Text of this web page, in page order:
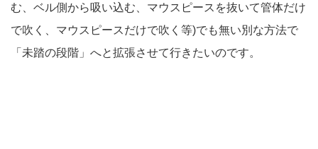
む、ベル側から吸い込む、マウスピースを抜いて管体だけ
で吹く、マウスピースだけで吹く等)でも無い別な方法で
「未踏の段階」へと拡張させて行きたいのです。